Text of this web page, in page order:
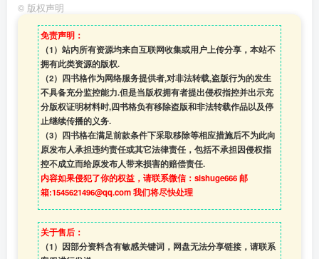
© 版权声明
免责声明：
（1）站内所有资源均来自互联网收集或用户上传分享，本站不
拥有此类资源的版权.
（2）四书格作为网络服务提供者,对非法转载,盗版行为的发生
不具备充分监控能力.但是当版权拥有者提出侵权指控并出示充
分版权证明材料时,四书格负有移除盗版和非法转载作品以及停
止继续传播的义务.
（3）四书格在满足前款条件下采取移除等相应措施后不为此向
原发布人承担违约责任或其它法律责任，包括不承担因侵权指
控不成立而给原发布人带来损害的赔偿责任.
内容如果侵犯了你的权益，请联系微信：sishuge666 邮
箱:1545621496@qq.com 我们将尽快处理
关于售后：
（1）因部分资料含有敏感关键词，网盘无法分享链接，请联系